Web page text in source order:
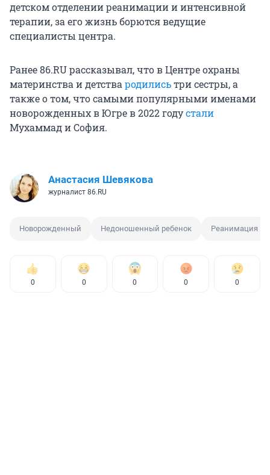
детском отделении реанимации и интенсивной
терапии, за его жизнь борются ведущие
специалисты центра.
Ранее 86.RU рассказывал, что в Центре охраны
материнства и детствародилисьтри сестры, а
также о том, что самыми популярными именами
новорожденных в Югре в 2022 годустали
Мухаммад и София.
Анастасия Шевякова
журналист 86.RU
Новорожденный Недоношенный ребенок Реанимация
0 0 0 0 0